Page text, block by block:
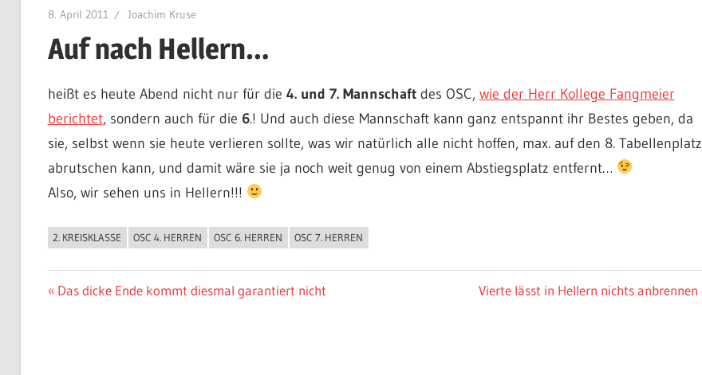
8. April 2011 Joachim Kruse
Auf nach Hellern…
heißt es heute Abend nicht nur für die 4. und 7. Mannschaftdes OSC, wie der Herr Kollege Fangmeier
berichtet, sondern auch für die 6.! Und auch diese Mannschaft kann ganz entspannt ihr Bestes geben, da
sie, selbst wenn sie heute verlieren sollte, was wir natürlich alle nicht hoffen, max. auf den 8. Tabellenplatz
abrutschen kann, und damit wäre sie ja noch weit genug von einem Abstiegsplatz entfernt…
Also, wir sehen uns in Hellern!!!
ALLGEMEIN
2. KREISKLASSE OSC 4. HERREN OSC 6. HERREN OSC 7. HERREN
Beitragsnavigation
Vorheriger
Das dicke Ende kommt diesmal garantiert nicht
Nächster
Vierte lässt in Hellern nichts anbrennen